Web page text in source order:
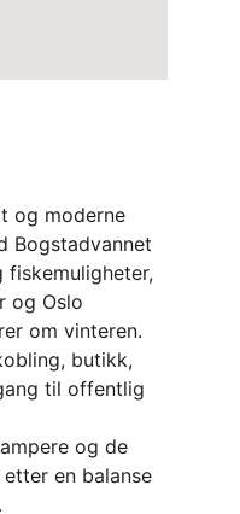
og moderne
Bogstadvannet
og Oslo
om vinteren.
butikk,
til offentlig
og de
en balanse